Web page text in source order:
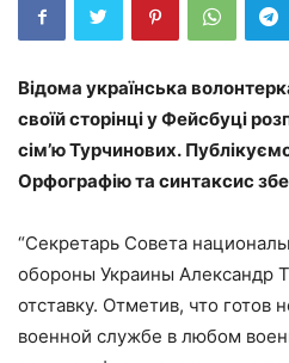
Відома українська
своїй сторінці у Фейсбуці
сім’ю Турчинових.
Орфографію та синтаксис
“Секретарь Совета
обороны Украины Александр
отставку. Отметив, что готов
военной службе в любом